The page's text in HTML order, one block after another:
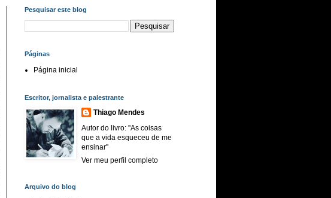
Pesquisar este blog
Páginas
Página inicial
Escritor, jornalista e palestrante
Thiago Mendes
Autor do livro: ''As coisas
que a vida esqueceu de me
ensinar''
Ver meu perfil completo
Arquivo do blog